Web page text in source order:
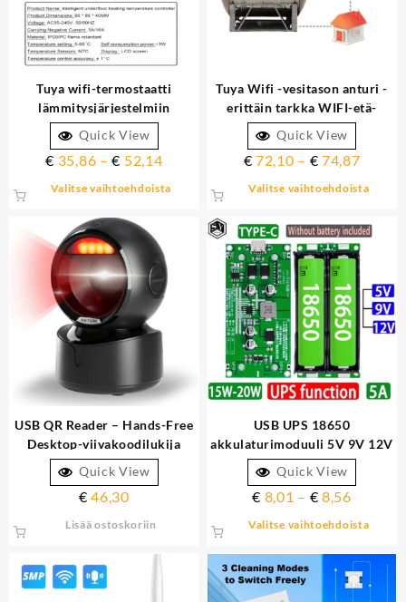
Tuya wifi-termostaatti
lämmitysjärjestelmiin
Alexa/Google Home -
yhteensopiva
Quick View
€ 35,86 – € 52,14
Valitse vaihtoehdoista
Tuya Wifi -vesitason anturi -
erittäin tarkka WIFI-etä-
ultraääniöljy- ja
vesisäiliömittari
Quick View
€ 72,10 – € 74,87
Valitse vaihtoehdoista
USB QR Reader – Hands-Free
Desktop-viivakoodilukija
Quick View
€ 46,30
Lisää ostoskoriin
USB UPS 18650
akkulaturimoduuli 5V 9V 12V
15W tehostusmuunnin
Quick View
€ 8,01 – € 8,56
Valitse vaihtoehdoista